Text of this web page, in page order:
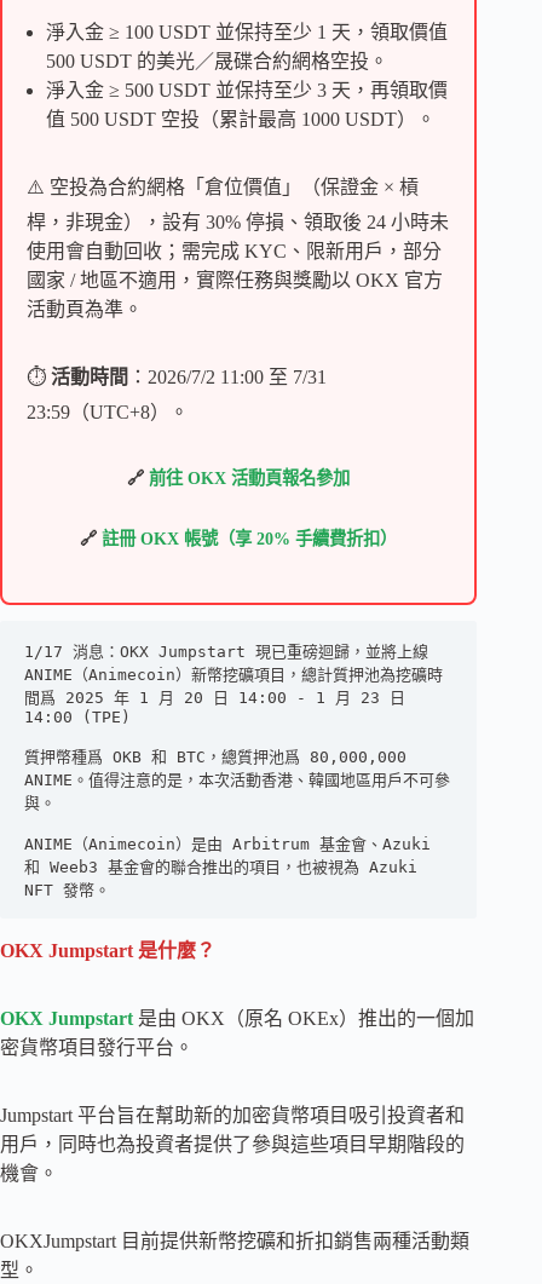
淨入金 ≥ 100 USDT 並保持至少 1 天，領取價值
500 USDT 的美光／晟碟合約網格空投。
淨入金 ≥ 500 USDT 並保持至少 3 天，再領取價
值 500 USDT 空投（累計最高 1000 USDT）。
⚠️ 空投為合約網格「倉位價值」（保證金 × 槓
桿，非現金），設有 30% 停損、領取後 24 小時未
使用會自動回收；需完成 KYC、限新用戶，部分
國家 / 地區不適用，實際任務與獎勵以 OKX 官方
活動頁為準。
⏱ 活動時間 ：2026/7/2 11:00 至 7/31
23:59（UTC+8）。
🔗前往 OKX 活動頁報名參加
🔗註冊 OKX 帳號（享 20% 手續費折扣）
1/17 消息：OKX Jumpstart 現已重磅迴歸，並將上線
ANIME（Animecoin）新幣挖礦項目，總計質押池為挖礦時
間爲 2025 年 1 月 20 日 14:00 - 1 月 23 日
14:00 (TPE)
質押幣種爲 OKB 和 BTC，總質押池爲 80,000,000
ANIME。值得注意的是，本次活動香港、韓國地區用戶不可參
與。
ANIME（Animecoin）是由 Arbitrum 基金會、Azuki
和 Weeb3 基金會的聯合推出的項目，也被視為 Azuki
NFT 發幣。
OKX Jumpstart 是什麼？
OKX Jumpstart 是由 OKX（原名 OKEx）推出的一個加
密貨幣項目發行平台。
Jumpstart 平台旨在幫助新的加密貨幣項目吸引投資者和
用戶，同時也為投資者提供了參與這些項目早期階段的
機會。
OKXJumpstart 目前提供新幣挖礦和折扣銷售兩種活動類
型。